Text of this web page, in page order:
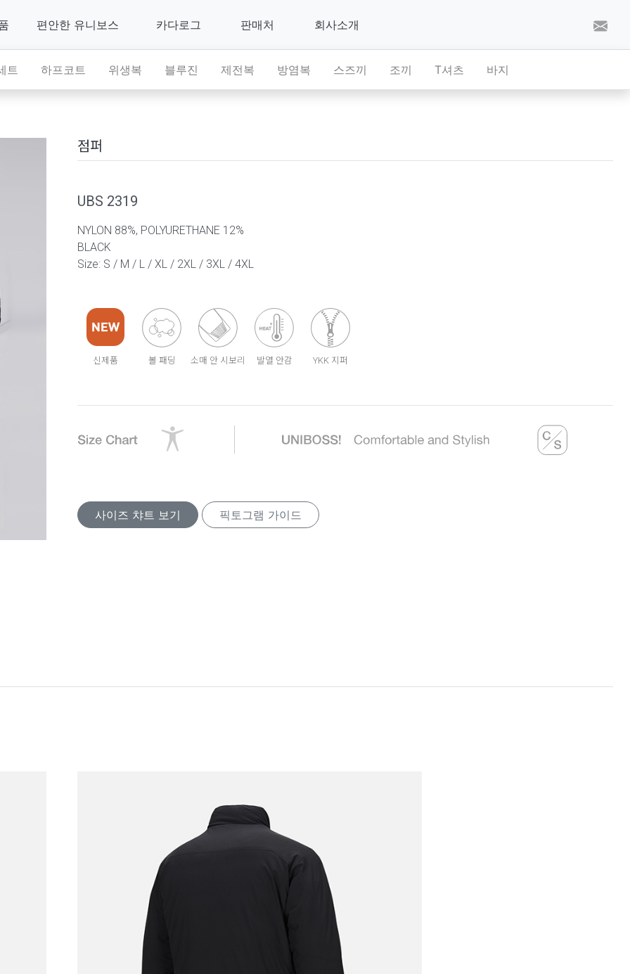
편안한 유니보스 카다로그 판매처 회사소개
트 하프코트 위생복 블루진 제전복 방염복 스즈끼 조끼 T셔츠 바지
점퍼
UBS 2319
NYLON 88%, POLYURETHANE 12%
BLACK
Size: S / M / L / XL / 2XL / 3XL / 4XL
신제품 볼 패딩 소매 안 시보리 발열 안감 YKK 지퍼
사이즈 챠트 보기 픽토그램 가이드